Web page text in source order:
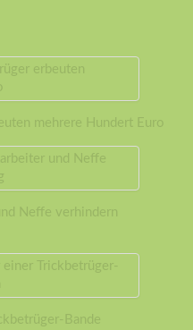
mehrere Hundert Euro
Neffe verhindern
Bande